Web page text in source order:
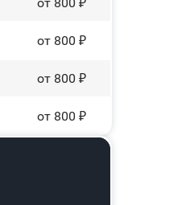
от 800 ₽
от 800 ₽
от 800 ₽